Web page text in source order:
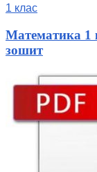
1 клас
Математика
зошит